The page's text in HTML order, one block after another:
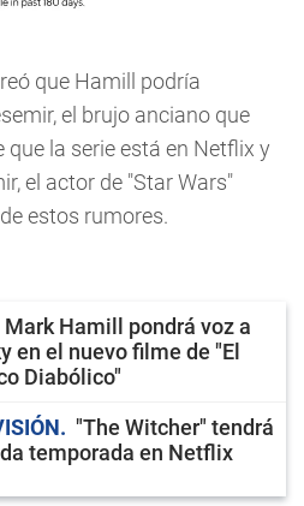
que Hamill podría
el brujo anciano que
que la serie está en Netflix y
el actor de "Star Wars"
estos rumores.
Mark Hamill pondrá voz a
en el nuevo filme de "El
Diabólico"
"The Witcher" tendrá
temporada en Netflix